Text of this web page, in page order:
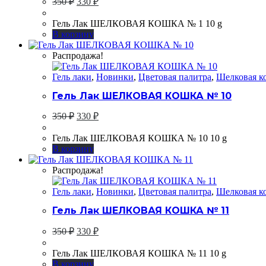
составляла
350 ₽.
330 ₽.
Гель Лак ШЕЛКОВАЯ КОШКА № 1 10 g
В корзину
Распродажа!
Гель лаки, Новинки, Цветовая палитра, Шелковая
Гель Лак ШЕЛКОВАЯ КОШКА № 10
350₽ Первоначальная
составляла
350 ₽.
330 ₽Текущая
330 ₽.
Гель Лак ШЕЛКОВАЯ КОШКА № 10 10 g
В корзину
Распродажа!
Гель лаки, Новинки, Цветовая палитра, Шелковая
Гель Лак ШЕЛКОВАЯ КОШКА № 11
350₽ Первоначальная
составляла
350 ₽.
330 ₽Текущая
330 ₽.
Гель Лак ШЕЛКОВАЯ КОШКА № 11 10 g
В корзину